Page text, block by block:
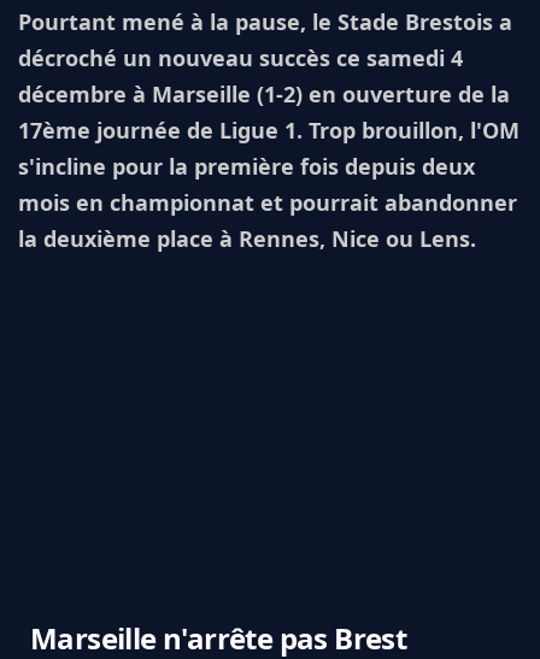
Pourtant mené à la pause, le Stade Brestois a
décroché un nouveau succès ce samedi 4
décembre à Marseille (1-2) en ouverture de la
17ème journée de Ligue 1. Trop brouillon, l'OM
s'incline pour la première fois depuis deux
mois en championnat et pourrait abandonner
la deuxième place à Rennes, Nice ou Lens.
Marseille n'arrête pas Brest